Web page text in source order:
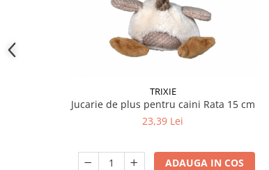
TRIXIE
Jucarie de plus pentru caini Rata 15 cm
23,39 Lei
ADAUGA IN COS